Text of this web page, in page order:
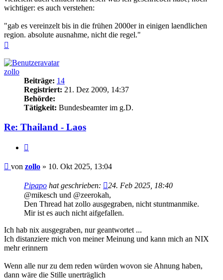
wichtiger: es auch verstehen:
"gab es vereinzelt bis in die frühen 2000er in einigen laendlichen
region. absolute ausnahme, nicht die regel."
zollo
Beiträge: 14
Registriert: 21. Dez 2009, 14:37
Behörde:
Tätigkeit: Bundesbeamter im g.D.
Re: Thailand - Laos
Beitrag
von zollo » 10. Okt 2025, 13:04
Pipapo hat geschrieben:
24. Feb 2025, 18:40
@mikesch und @zeerokah,
Den Thread hat zollo ausgegraben, nicht stuntmanmike.
Mir ist es auch nicht aifgefallen.
Ich hab nix ausgegraben, nur geantwortet ...
Ich distanziere mich von meiner Meinung und kann mich an NIX
mehr erinnern
Wenn alle nur zu dem reden würden wovon sie Ahnung haben,
dann wäre die Stille unerträglich